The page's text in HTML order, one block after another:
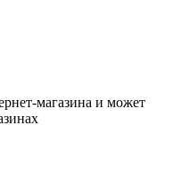
магазина и может